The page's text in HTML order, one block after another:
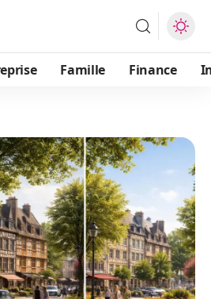
Famille Finance